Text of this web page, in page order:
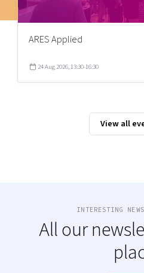
ARES Applied
24 Aug 2026, 13:30-16:30
View all
INTERESTING
All our